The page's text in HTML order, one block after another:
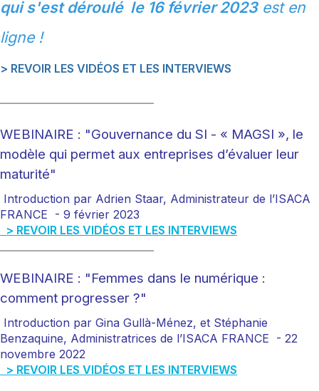
qui s'est déroulé le 16 février 2023est en
ligne !
> REVOIR LES VIDÉOS ET LES INTERVIEWS
WEBINAIRE : "Gouvernance du SI - « MAGSI », le
modèle qui permet aux entreprises d’évaluer leur
maturité"
Introduction par Adrien Staar, Administrateur de l’ISACA
FRANCE - 9 février 2023
> REVOIR LES VIDÉOS ET LES INTERVIEWS
WEBINAIRE : "Femmes dans le numérique :
comment progresser ?"
Introduction par Gina Gullà-Ménez, et Stéphanie
Benzaquine, Administratrices de l’ISACA FRANCE - 22
novembre 2022
> REVOIR LES VIDÉOS ET LES INTERVIEWS